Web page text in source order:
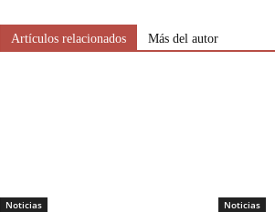
Artículos relacionados Más del autor
Noticias Noticias